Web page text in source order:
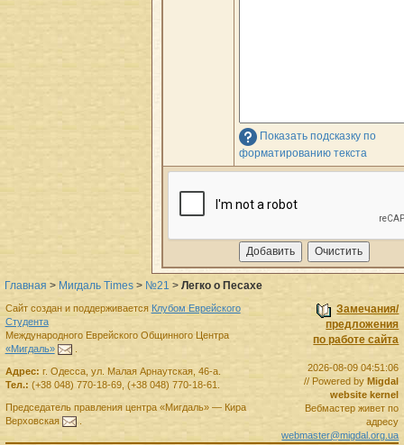
Показать подсказку по
форматированию текста
Главная > Мигдаль Times > №21 > Легко о Песахе
Замечания/
предложения
по работе сайта
2026-08-09 04:51:06
// Powered by Migdal
website kernel
Вебмастер живет по
адресу
webmaster@migdal.org.ua
Сайт создан и поддерживается Клубом Еврейского
Студента
Международного Еврейского Общинного Центра
«Мигдаль»
.
Адрес: г. Одесса, ул. Малая Арнаутская, 46-а.
Тел.: (+38 048) 770-18-69, (+38 048) 770-18-61.
Председатель правленияцентра «Мигдаль»— Кира
Верховская
.